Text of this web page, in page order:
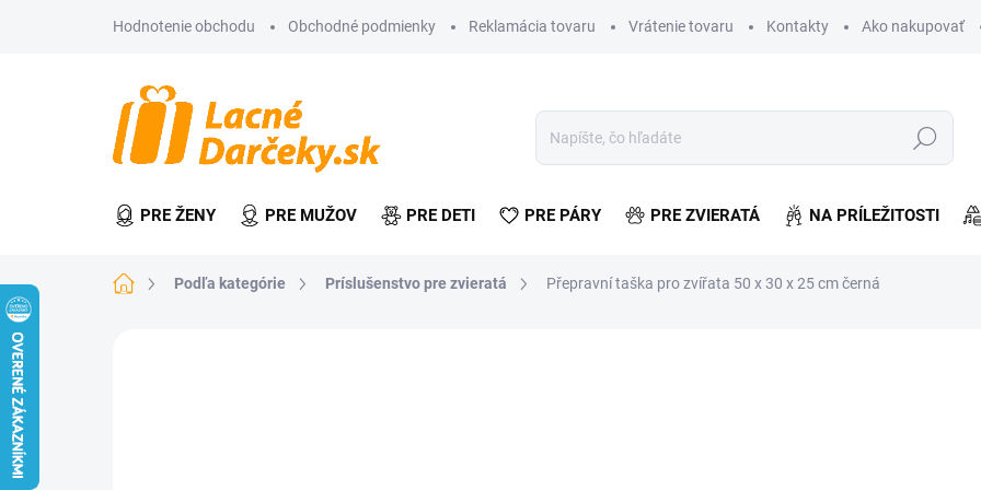
Hodnotenie obchodu Obchodné podmienky Reklamácia tovaru Vrátenie tovaru Kontakty Ako nakupovať
Hľadať
PRE ŽENY PRE MUŽOV PRE DETI PRE PÁRY PRE ZVIERATÁ NA PRÍLEŽITOSTI
DomovPodľa kategórie Príslušenstvo pre zvieratá Přepravní taška pro zvířata 50 x 30 x 25 cm černá